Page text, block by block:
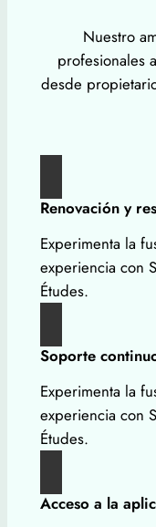
Nuestro
profesionales
desde
Renovación y
Experimenta la
experiencia con
Études.
Soporte
Experimenta la
experiencia con
Études.
Acceso a la